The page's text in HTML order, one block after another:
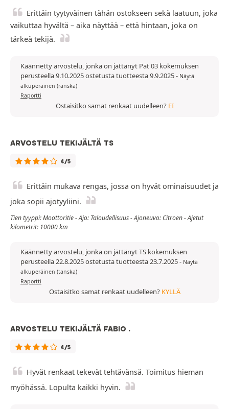
Erittäin tyytyväinen tähän ostokseen sekä laatuun, joka
vaikuttaa hyvältä – aika näyttää – että hintaan, joka on
tärkeä tekijä.
Käännetty arvostelu, jonka on jättänyt Pat 03 kokemuksen
perusteella 9.10.2025 ostetusta tuotteesta 9.9.2025- Näytä
alkuperäinen (ranska)
Raportti
Ostaisitko samat renkaat uudelleen? EI
ARVOSTELU TEKIJÄLTÄ TS
4/5
Erittäin mukava rengas, jossa on hyvät ominaisuudet ja
joka sopii ajotyyliini.
Tien tyyppi: Moottoritie - Ajo: Taloudellisuus - Ajoneuvo: Citroen - Ajetut
kilometrit: 10000 km
Käännetty arvostelu, jonka on jättänyt TS kokemuksen
perusteella 22.8.2025 ostetusta tuotteesta 23.7.2025- Näytä
alkuperäinen (tanska)
Raportti
Ostaisitko samat renkaat uudelleen? KYLLÄ
ARVOSTELU TEKIJÄLTÄ FABIO .
4/5
Hyvät renkaat tekevät tehtävänsä. Toimitus hieman
myöhässä. Lopulta kaikki hyvin.